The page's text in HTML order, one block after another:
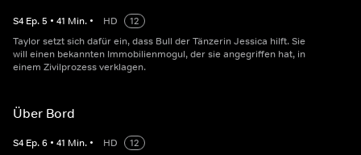
S4 Ep.5 • 41 Min. • HD
12
Taylor setzt sich dafür ein, dass Bull der Tänzerin Jessica hilft. Sie
will einen bekannten Immobilienmogul, der sie angegriffen hat, in
einem Zivilprozess verklagen.
Über Bord
S4 Ep.6 • 41 Min. • HD
12